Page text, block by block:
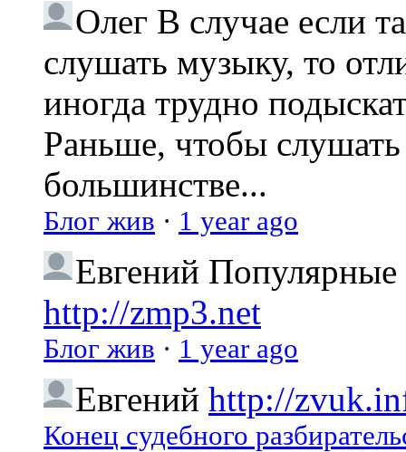
Олег В случае если
слушать музыку, то
иногда трудно
Раньше, чтобы слушать
большинстве...
Блог жив · 1 year ago
Евгений Популярные
http://zmp3.net
Блог жив · 1 year ago
Евгений http://
Конец судебного